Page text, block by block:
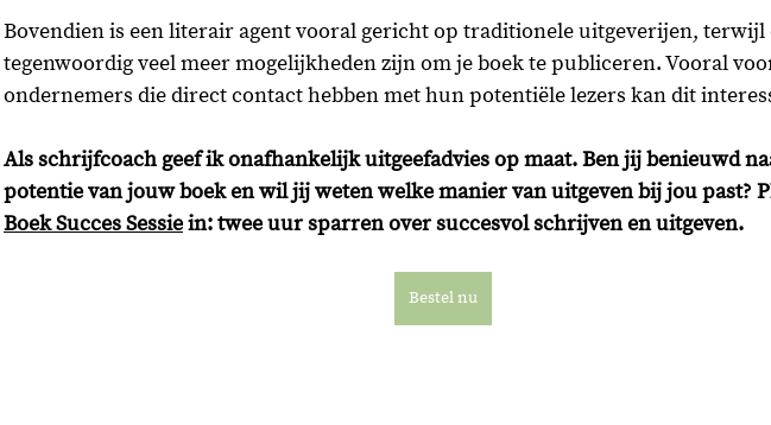
Bovendien is een literair agent vooral gericht op traditionele uitgeverijen, terwijl
tegenwoordig veel meer mogelijkheden zijn om je boek te publiceren. Vooral
ondernemers die direct contact hebben met hun potentiële lezers kan dit
Als schrijfcoach geef ik onafhankelijk uitgeefadvies op maat. Ben jij benieuwd
potentie van jouw boek en wil jij weten welke manier van uitgeven bij jou past?
Boek Succes Sessie in: twee uur sparren over succesvol schrijven en uitgeven.
Bestel nu